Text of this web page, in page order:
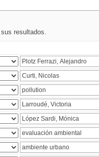
resultados.